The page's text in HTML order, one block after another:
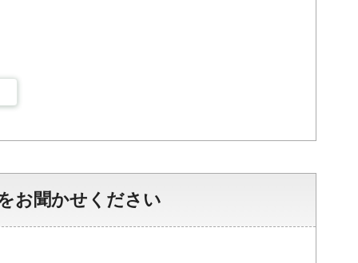
お聞かせください